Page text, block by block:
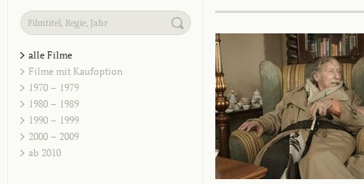
alle Filme
Filme mit Kaufoption
1970 – 1979
1980 – 1989
1990 – 1999
2000 – 2009
ab 2010